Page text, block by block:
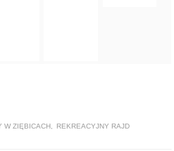
W ZIĘBICACH
REKREACYJNY RAJD